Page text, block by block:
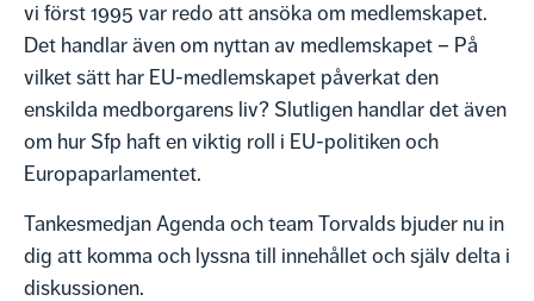
vi först 1995 var redo att ansöka om medlemskapet.
Det handlar även om nyttan av medlemskapet – På
vilket sätt har EU-medlemskapet påverkat den
enskilda medborgarens liv? Slutligen handlar det även
om hur Sfp haft en viktig roll i EU-politiken och
Europaparlamentet.
Tankesmedjan Agenda och team Torvalds bjuder nu in
dig att komma och lyssna till innehållet och själv delta i
diskussionen.